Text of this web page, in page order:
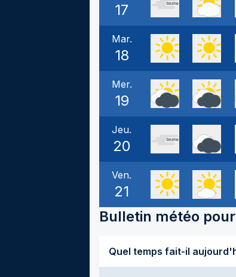
17
Mar.
18
Mer.
19
Jeu.
20
Ven.
21
Bulletin météo pour